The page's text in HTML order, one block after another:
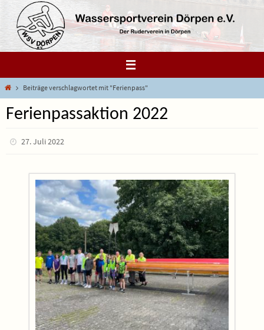
Zum
Inhalt
springen
StartBeiträge verschlagwortet mit "Ferienpass"
Ferienpassaktion 2022
27. Juli 2022